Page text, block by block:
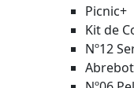
Picnic+
Kit de
Nº12